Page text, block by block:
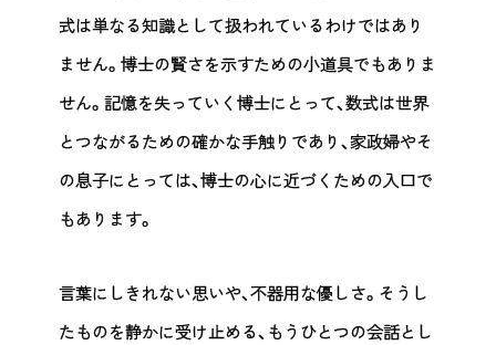
式は単なる知識として扱われているわけではあり
ません。博士の賢さを示すための小道具でもありま
せん。記憶を失っていく博士にとって、数式は世界
とつながるための確かな手触りであり、家政婦やそ
の息子にとっては、博士の心に近づくための入口で
もあります。
言葉にしきれない思いや、不器用な優しさ。そうし
たものを静かに受け止める、もうひとつの会話とし